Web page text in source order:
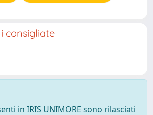
consigliate
in IRIS UNIMORE sono rilasciati